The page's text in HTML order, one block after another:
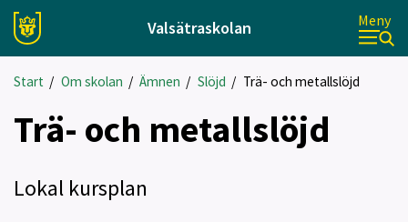
Valsätraskolan Meny
Start / Om skolan / Ämnen / Slöjd / Trä- och metallslöjd
Trä- och metallslöjd
Lokal kursplan